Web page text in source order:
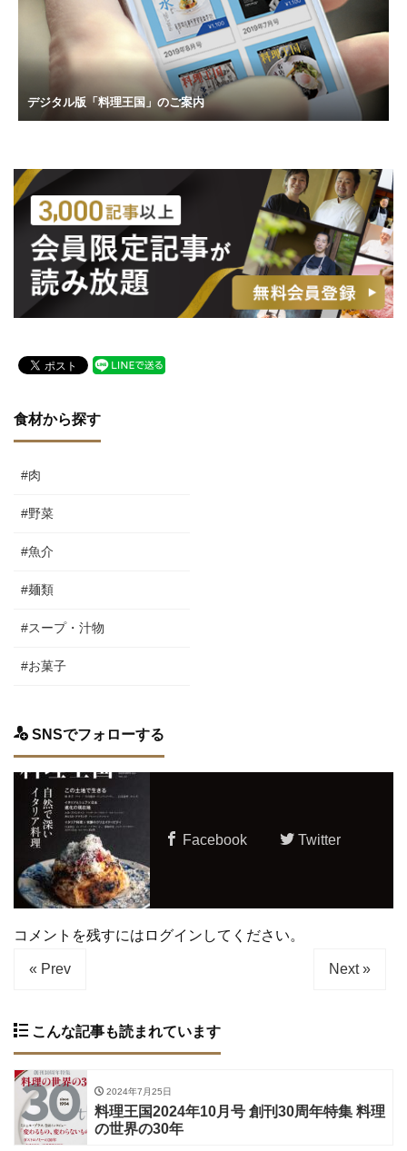
デジタル版「料理王国」のご案内
食材から探す
#肉
#野菜
#魚介
#麺類
#スープ・汁物
#お菓子
SNSでフォローする
Facebook Twitter
コメントを残すにはログインしてください。
« Prev Next »
こんな記事も読まれています
2024年7月25日
料理王国2024年10月号 創刊30周年特集 料理
の世界の30年